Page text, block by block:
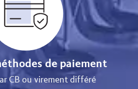
de paiement
CB ou virement différé